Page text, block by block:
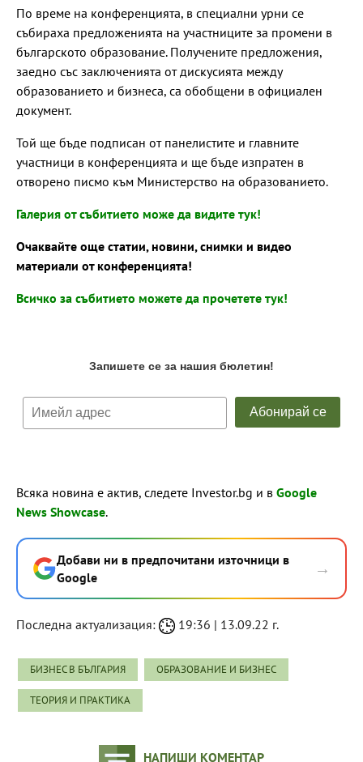
По време на конференцията, в специални урни се
събираха предложенията на участниците за промени в
българското образование. Получените предложения,
заедно със заключенията от дискусията между
образованието и бизнеса, са обобщени в официален
документ.
Той ще бъде подписан от панелистите и главните
участници в конференцията и ще бъде изпратен в
отвoрено писмо към Министерство на образованието.
Галерия от събитието може да видите тук!
Очаквайте още статии, новини, снимки и видео
материали от конференцията!
Всичко за събитието можете да прочетете тук!
Всяка новина е актив, следете Investor.bg и в Google
News Showcase.
Добави ни в предпочитани източници в
Google
→
Последна актуализация: 19:36 | 13.09.22 г.
БИЗНЕС В БЪЛГАРИЯ ОБРАЗОВАНИЕ И БИЗНЕС
ТЕОРИЯ И ПРАКТИКА
НАПИШИ КОМЕНТАР